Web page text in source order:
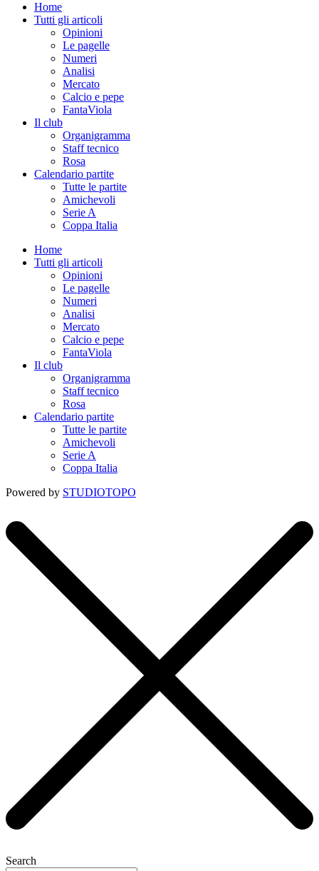
Home
Tutti gli articoli
Opinioni
Le pagelle
Numeri
Analisi
Mercato
Calcio e pepe
FantaViola
Il club
Organigramma
Staff tecnico
Rosa
Calendario partite
Tutte le partite
Amichevoli
Serie A
Coppa Italia
Home
Tutti gli articoli
Opinioni
Le pagelle
Numeri
Analisi
Mercato
Calcio e pepe
FantaViola
Il club
Organigramma
Staff tecnico
Rosa
Calendario partite
Tutte le partite
Amichevoli
Serie A
Coppa Italia
Powered by STUDIOTOPO
Search